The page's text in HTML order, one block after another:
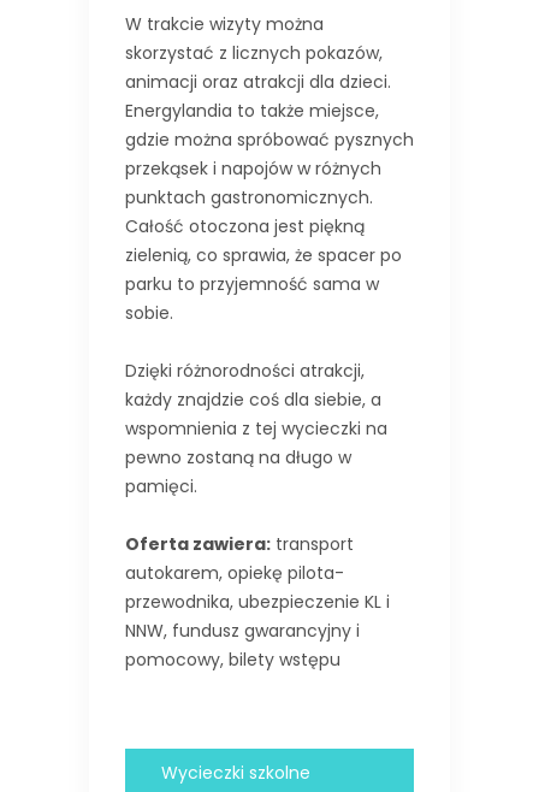
W trakcie wizyty można
skorzystać z licznych pokazów,
animacji oraz atrakcji dla dzieci.
Energylandia to także miejsce,
gdzie można spróbować pysznych
przekąsek i napojów w różnych
punktach gastronomicznych.
Całość otoczona jest piękną
zielenią, co sprawia, że spacer po
parku to przyjemność sama w
sobie.
Dzięki różnorodności atrakcji,
każdy znajdzie coś dla siebie, a
wspomnienia z tej wycieczki na
pewno zostaną na długo w
pamięci.
Oferta zawiera: transport
autokarem, opiekę pilota-
przewodnika, ubezpieczenie KL i
NNW, fundusz gwarancyjny i
pomocowy, bilety wstępu
Wycieczki szkolne